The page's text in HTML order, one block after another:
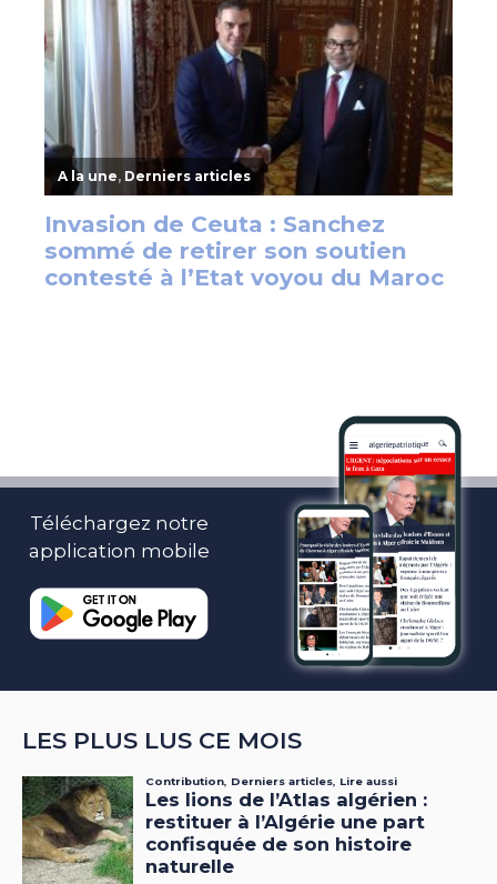
Téléchargez notre
application mobile
LES PLUS LUS CE MOIS